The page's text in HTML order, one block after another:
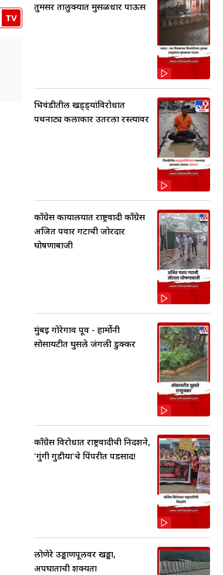
TV
तुमसर तालुक्यात मुसळधार पाऊस
भिवंडीतील खड्ड्यांविरोधात
पथनाट्य कलाकार उतरला रस्त्यावर
काँग्रेस कार्यालयात राष्ट्रवादी काँग्रेस
अजित पवार गटाची जोरदार
घोषणाबाजी
मुंबई गोरेगाव पूर्व - हार्मोनी
सोसायटीत घुसले जंगली डुक्कर
काँग्रेस विरोधात राष्ट्रवादीची निदर्शने,
'गुंगी गुडीया'चे पिंपरीत पडसाद!
लोणेरे उड्डाणपूलवर खड्डा,
अपघाताची शक्यता